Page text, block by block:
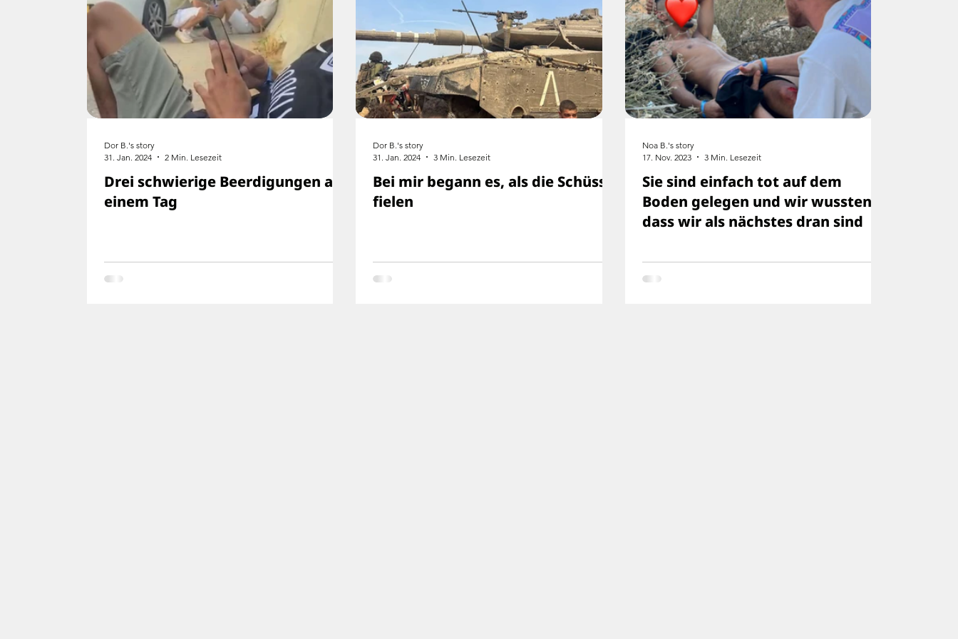
Drei schwierige Beerdigungen an
einem Tag
Dor B.'s story
31. Jan. 2024
2 Min. Lesezeit
Bei mir begann es, als die Schüsse
fielen
Dor B.'s story
31. Jan. 2024
3 Min. Lesezeit
Sie sind einfach tot auf dem
Boden gelegen und wir wussten,
dass wir als nächstes dran sind
Noa B.'s story
17. Nov. 2023
3 Min. Lesezeit